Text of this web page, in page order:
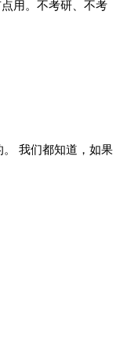
用。不考研、不考
我们都知道，如果